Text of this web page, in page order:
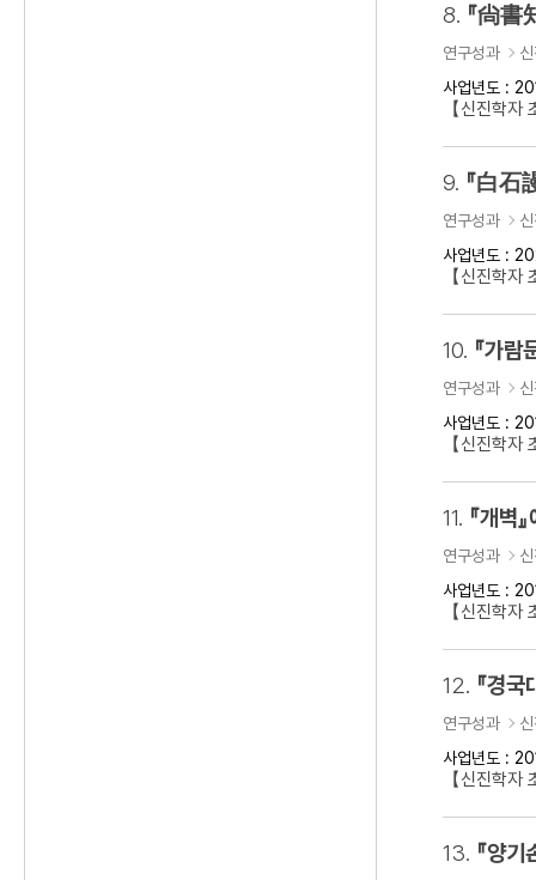
8. 『尙書
연구성과
사업년도 :
【신진학
9. 『白石
연구성과
사업년도 :
【신진학
10. 『가
연구성과
사업년도 :
【신진학
11. 『개벽
연구성과
사업년도 :
【신진학
12. 『경국
연구성과
사업년도 :
【신진학
13. 『양